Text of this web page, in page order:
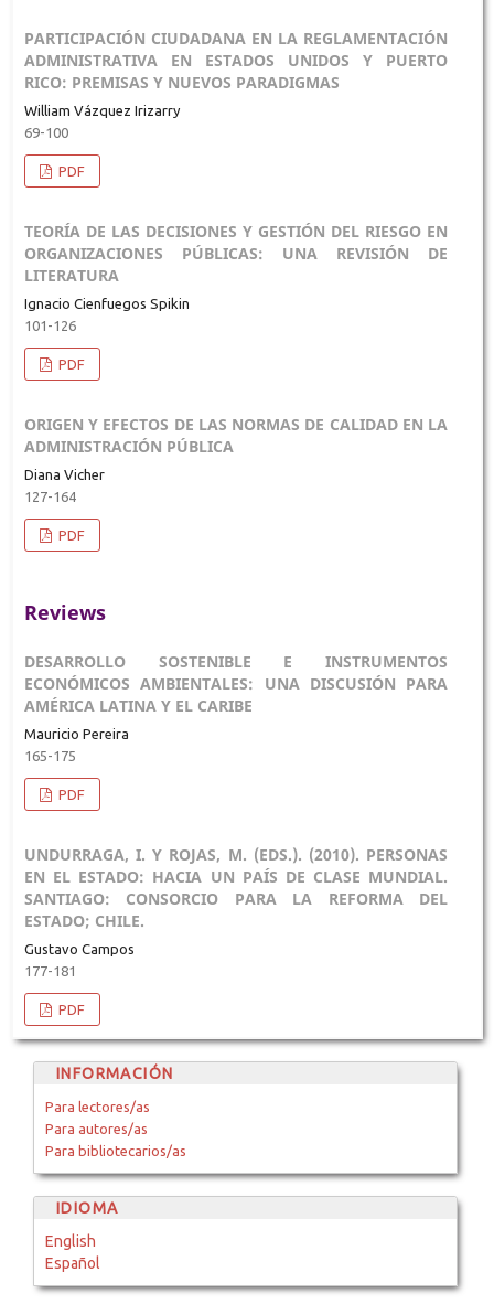
PARTICIPACIÓN CIUDADANA EN LA REGLAMENTACIÓN
ADMINISTRATIVA EN ESTADOS UNIDOS Y PUERTO
RICO: PREMISAS Y NUEVOS PARADIGMAS
William Vázquez Irizarry
69-100
PDF
TEORÍA DE LAS DECISIONES Y GESTIÓN DEL RIESGO EN
ORGANIZACIONES PÚBLICAS: UNA REVISIÓN DE
LITERATURA
Ignacio Cienfuegos Spikin
101-126
PDF
ORIGEN Y EFECTOS DE LAS NORMAS DE CALIDAD EN LA
ADMINISTRACIÓN PÚBLICA
Diana Vicher
127-164
PDF
Reviews
DESARROLLO SOSTENIBLE E INSTRUMENTOS
ECONÓMICOS AMBIENTALES: UNA DISCUSIÓN PARA
AMÉRICA LATINA Y EL CARIBE
Mauricio Pereira
165-175
PDF
UNDURRAGA, I. Y ROJAS, M. (EDS.). (2010). PERSONAS
EN EL ESTADO: HACIA UN PAÍS DE CLASE MUNDIAL.
SANTIAGO: CONSORCIO PARA LA REFORMA DEL
ESTADO; CHILE.
Gustavo Campos
177-181
PDF
INFORMACIÓN
Para lectores/as
Para autores/as
Para bibliotecarios/as
IDIOMA
English
Español